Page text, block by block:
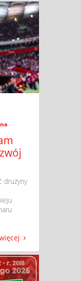
drużyny